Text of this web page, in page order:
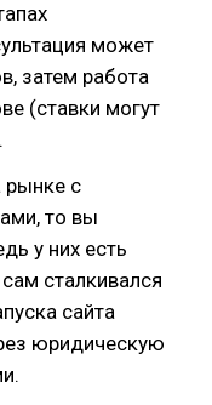
может
затем работа
(ставки могут
рынке с
то вы
у них есть
сталкивался
сайта
юридическую